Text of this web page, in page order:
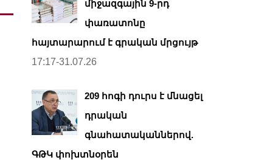
միջազգային 9-րդ
փառատոնը
հայտարարում է գրական մրցույթ
17:17-31.07.26
209 հոգի դուրս է մնացել
դրական
գնահատականներով.
ԳԹԿ փոխտնօրեն